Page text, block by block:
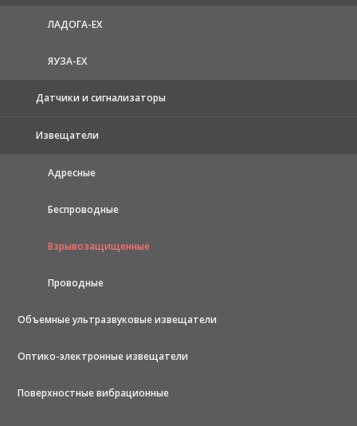
ЛАДОГА-EX
ЯУЗА-ЕХ
Датчики и сигнализаторы
Извещатели
Адресные
Беспроводные
Взрывозащищенные
Проводные
Объемные ультразвуковые извещатели
Оптико-электронные извещатели
Поверхностные вибрационные